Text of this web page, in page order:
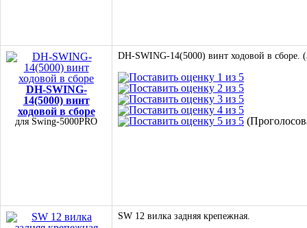
DH-SWING-
14(5000) винт
ходовой в сборе
для Swing-5000PRO
DH-SWING-14(5000) винт ходовой в сборе.
SW 12 вилка задняя крепежная.